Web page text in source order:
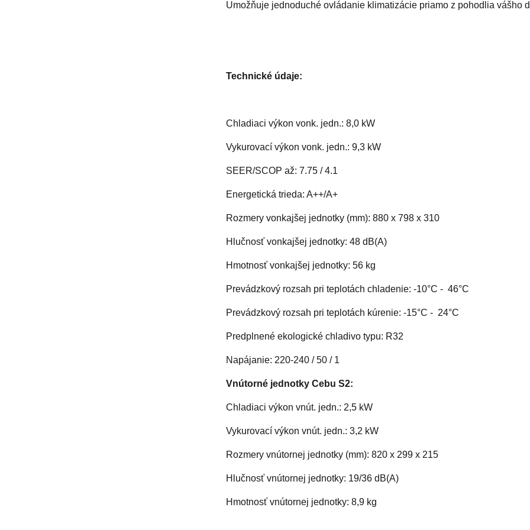
Umožňuje jednoduché ovládanie klimatizácie priamo z pohodlia vášho
Technické údaje:
Chladiaci výkon vonk. jedn.: 8,0 kW
Vykurovací výkon vonk. jedn.: 9,3 kW
SEER/SCOP až: 7.75 / 4.1
Energetická trieda: A++/A+
Rozmery vonkajšej jednotky (mm): 880 x 798 x 310
Hlučnosť vonkajšej jednotky: 48 dB(A)
Hmotnosť vonkajšej jednotky: 56 kg
Prevádzkový rozsah pri teplotách chladenie: -10°C - 46°C
Prevádzkový rozsah pri teplotách kúrenie: -15°C - 24°C
Predplnené ekologické chladivo typu: R32
Napájanie: 220-240 / 50 / 1
Vnútorné jednotky Cebu S2:
Chladiaci výkon vnút. jedn.: 2,5 kW
Vykurovací výkon vnút. jedn.: 3,2 kW
Rozmery vnútornej jednotky (mm): 820 x 299 x 215
Hlučnosť vnútornej jednotky: 19/36 dB(A)
Hmotnosť vnútornej jednotky: 8,9 kg